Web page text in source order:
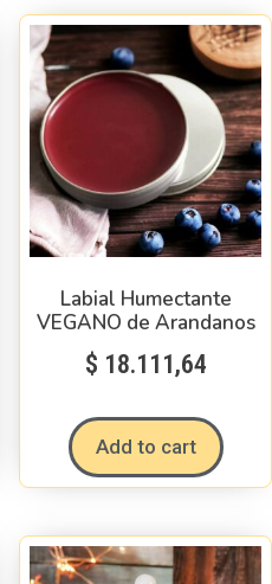
Labial Humectante
VEGANO de Arandanos
$ 18.111,64
Add to cart